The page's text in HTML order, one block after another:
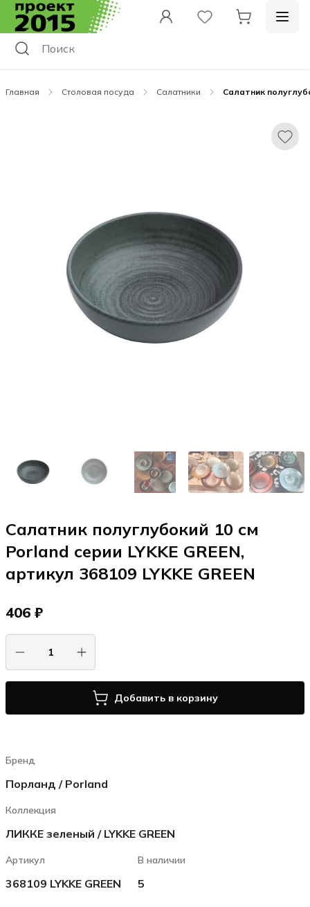
Главная Столовая посуда Салатники Салатник
Салатник полуглубокий 10 см
Porland серии LYKKE GREEN,
артикул 368109 LYKKE GREEN
406 ₽
Добавить в корзину
Бренд
Порланд / Porland
Коллекция
ЛИККЕ зеленый / LYKKE GREEN
Артикул
368109 LYKKE GREEN
В наличии
5